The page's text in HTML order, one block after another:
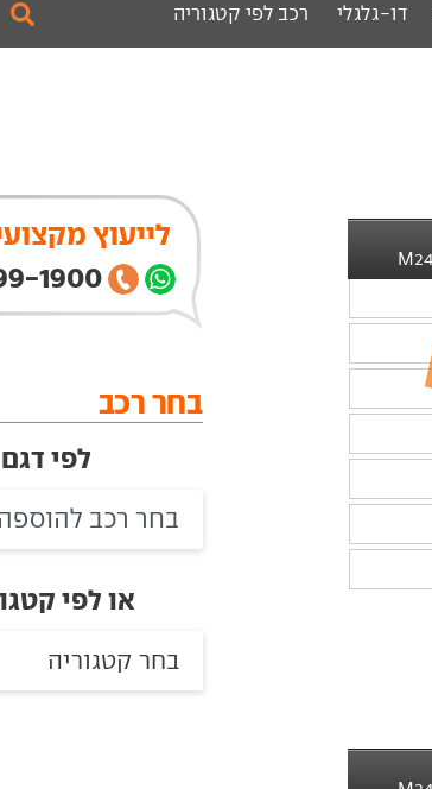
דו-גלגלי רכב לפי קטגוריה
לייעוץ
074-799-1900
בחר רכב
לפי דגם
או לפי
בחר קטגוריה